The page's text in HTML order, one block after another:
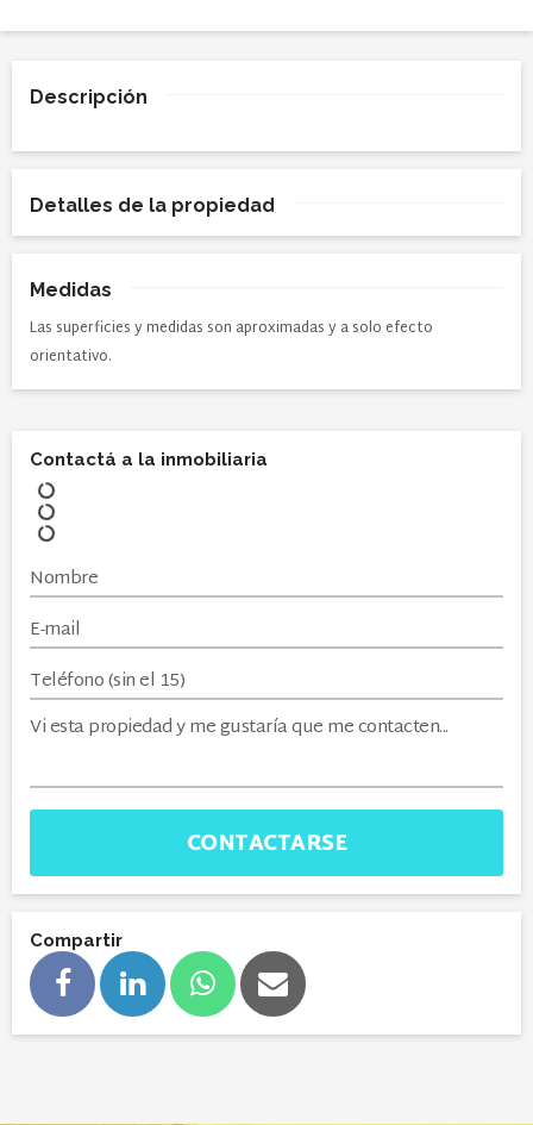
Descripción
Detalles de la propiedad
Medidas
Las superficies y medidas son aproximadas y a solo efecto
orientativo.
Contactá a la inmobiliaria
CONTACTARSE
Compartir